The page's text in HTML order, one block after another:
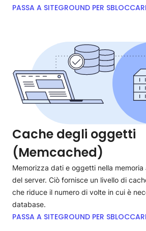
PASSA A SITEGROUND PER
Cache degli oggetti
(Memcached)
Memorizza dati e oggetti nella
del server. Ciò fornisce un livello di
che riduce il numero di volte in cui è
database.
PASSA A SITEGROUND PER